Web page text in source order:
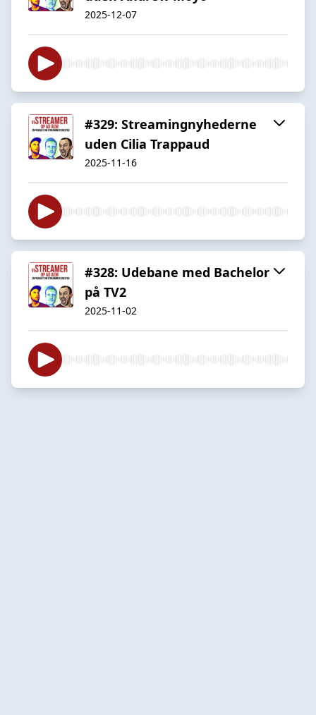
2025-12-07
#329: Streamingnyhederne
uden Cilia Trappaud
2025-11-16
#328: Udebane med Bachelor
på TV2
2025-11-02